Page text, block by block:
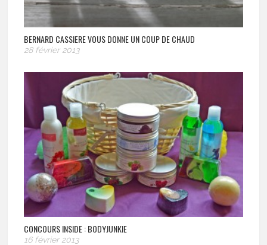
BERNARD CASSIERE VOUS DONNE UN COUP DE CHAUD
28 février 2013
CONCOURS INSIDE : BODYJUNKIE
16 février 2013